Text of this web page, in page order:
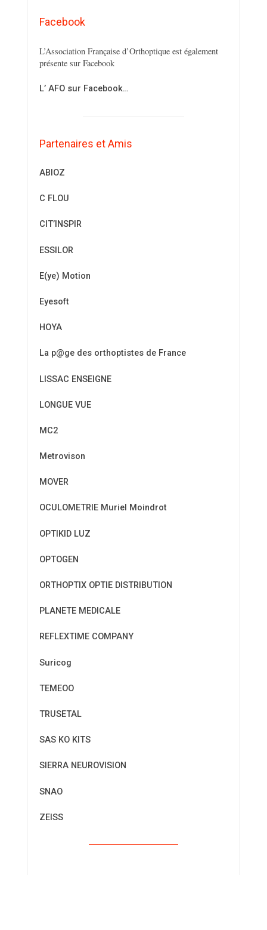
Facebook
L’Association Française d’Orthoptique est également
présente sur Facebook
L’ AFO sur Facebook…
Partenaires et Amis
ABIOZ
C FLOU
CIT’INSPIR
ESSILOR
E(ye) Motion
Eyesoft
HOYA
La p@ge des orthoptistes de France
LISSAC ENSEIGNE
LONGUE VUE
MC2
Metrovison
MOVER
OCULOMETRIE Muriel Moindrot
OPTIKID LUZ
OPTOGEN
ORTHOPTIX OPTIE DISTRIBUTION
PLANETE MEDICALE
REFLEXTIME COMPANY
Suricog
TEMEOO
TRUSETAL
SAS KO KITS
SIERRA NEUROVISION
SNAO
ZEISS